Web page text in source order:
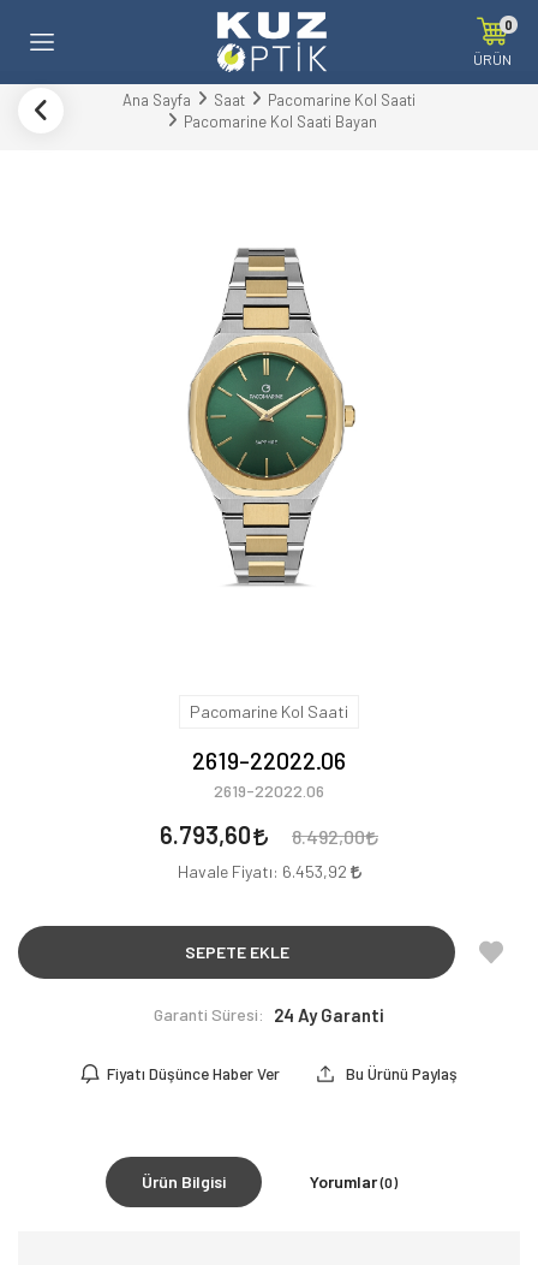
0
ÜRÜN
Ana Sayfa Saat
Pacomarine Kol Saati
Pacomarine Kol Saati Bayan
Pacomarine Kol Saati
2619-22022.06
2619-22022.06
6.793,60 8.492,00
Havale Fiyatı: 6.453,92
SEPETE EKLE
Garanti Süresi: 24 Ay Garanti
Fiyatı Düşünce Haber Ver Bu Ürünü Paylaş
Ürün Bilgisi Yorumlar(0)